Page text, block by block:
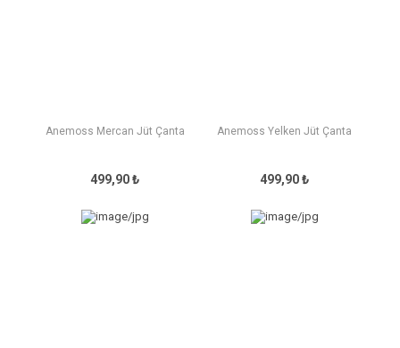
Anemoss Mercan Jüt Çanta
499,90 ₺
Anemoss Yelken Jüt Çanta
499,90 ₺